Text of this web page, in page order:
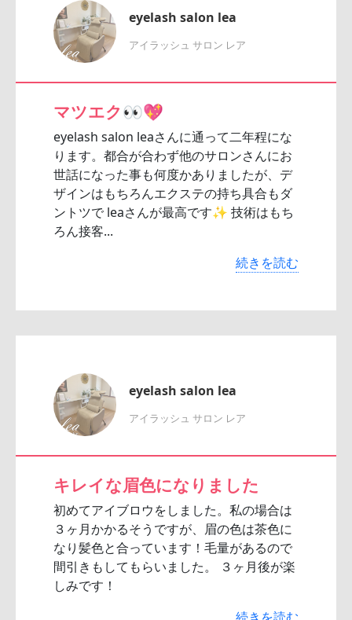
eyelash salon lea
アイラッシュ サロン レア
マツエク👀💖
eyelash salon leaさんに通って二年程にな
ります。都合が合わず他のサロンさんにお
世話になった事も何度かありましたが、デ
ザインはもちろんエクステの持ち具合もダ
ントツで leaさんが最高です✨ 技術はもち
ろん接客...
続きを読む
eyelash salon lea
アイラッシュ サロン レア
キレイな眉色になりました
初めてアイブロウをしました。私の場合は
３ヶ月かかるそうですが、眉の色は茶色に
なり髪色と合っています！毛量があるので
間引きもしてもらいました。 ３ヶ月後が楽
しみです！